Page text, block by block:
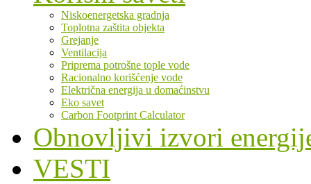
Niskoenergetska gradnja
Toplotna zaštita objekta
Grejanje
Ventilacija
Priprema potrošne tople vode
Racionalno korišćenje vode
Električna energija u domaćinstvu
Eko savet
Carbon Footprint Calculator
Obnovljivi izvori
VESTI